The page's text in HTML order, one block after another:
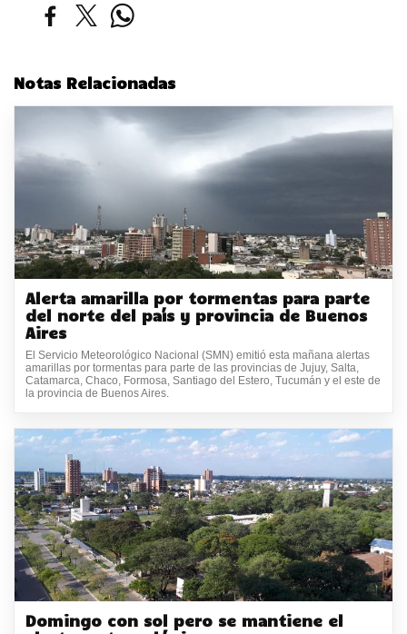
Notas Relacionadas
Alerta amarilla por tormentas para parte
del norte del país y provincia de Buenos
Aires
El Servicio Meteorológico Nacional (SMN) emitió esta mañana alertas
amarillas por tormentas para parte de las provincias de Jujuy, Salta,
Catamarca, Chaco, Formosa, Santiago del Estero, Tucumán y el este de
la provincia de Buenos Aires.
Domingo con sol pero se mantiene el